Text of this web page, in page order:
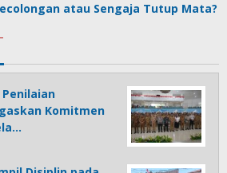
atau Sengaja Tutup Mata?
Penilaian
Komitmen